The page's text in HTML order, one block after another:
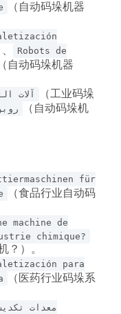
（自动码垛机器
Robots de
（自动码垛机器
آلات
（工业码垛
（自动码垛机
für
（食品行业自动码
machine de
chimique?
？）。
para
（医药行业码垛系
معدات